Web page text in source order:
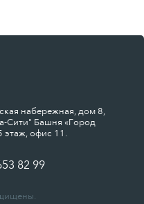
набережная, дом 8,
Сити" Башня «Город
этаж, офис 11.
82 99